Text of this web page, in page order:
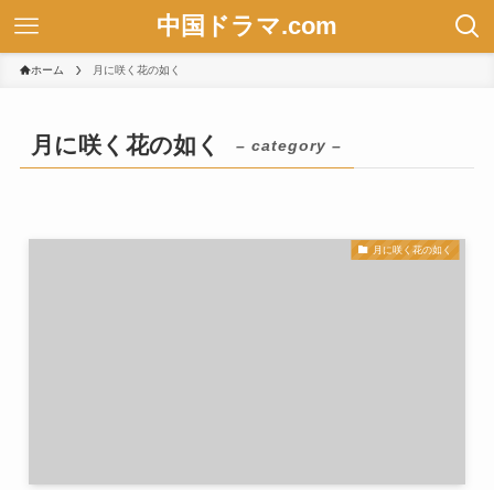
中国ドラマ.com
ホーム 月に咲く花の如く
月に咲く花の如く – category –
月に咲く花の如く